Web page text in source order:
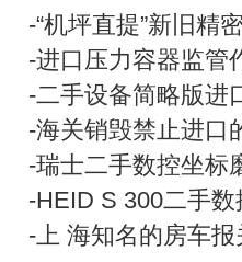
-“机坪直提”新旧精
-进口压力容器监管
-二手设备简略版进
-海关销毁禁止进口
-瑞士二手数控坐标
-HEID S 300二手
-上 海知名的房车